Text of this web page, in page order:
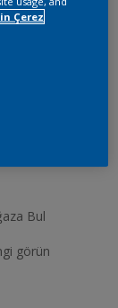
Bul
görün
Çerez